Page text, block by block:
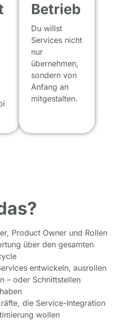
Betrieb
Du willst
Services nicht
nur
übernehmen,
sondern von
Anfang an
mitgestalten.
Product Owner und Rollen
über den gesamten
entwickeln, ausrollen
– oder Schnittstellen
die Service-Integration
wollen